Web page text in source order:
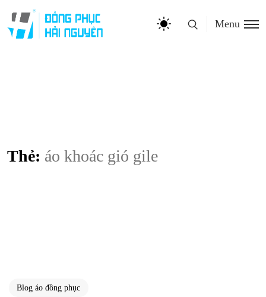
Menu
Thẻ: áo khoác gió gile
Blog áo đồng phục